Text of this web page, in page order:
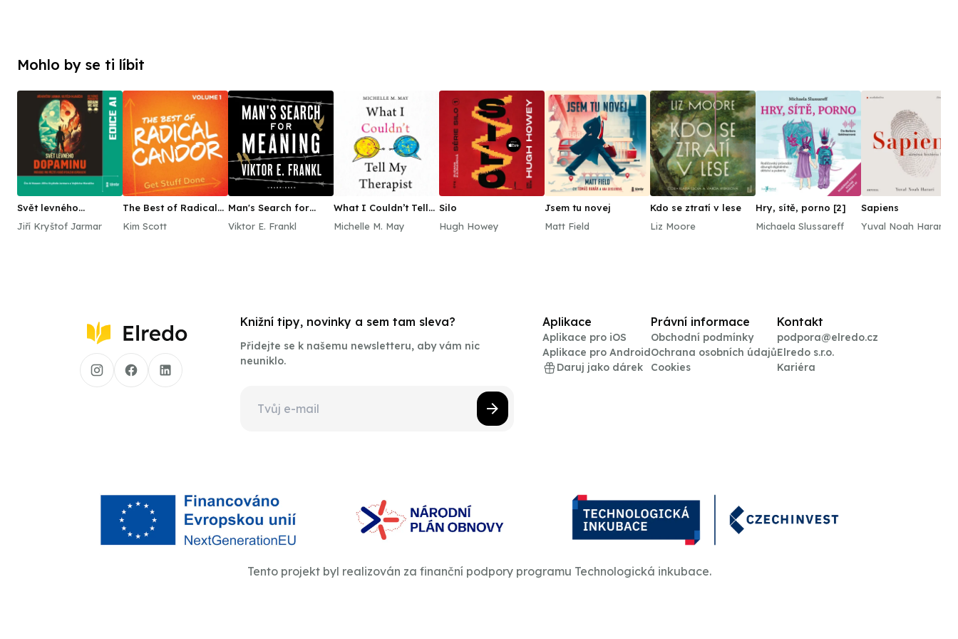
Mohlo by se ti líbit
Svět levného
Jiří Kryštof Jarmar
The Best of Radical
Stuff Done
Kim Scott
Man's Search for
Viktor E. Frankl
What I Couldn’t Tell
Michelle M. May
Silo
Hugh Howey
Jsem tu novej
Matt Field
Kdo se ztratí v lese
Liz Moore
Hry, sítě, porno [2]
Michaela Slussareff
Sapiens
Yuval Noah Harari
Knižní tipy, novinky a sem tam sleva?
Přidejte se k našemu newsletteru, aby vám nic
neuniklo.
Aplikace
Aplikace pro iOS
Aplikace pro Android
Daruj jako dárek
Právní informace
Obchodní podmínky
Ochrana osobních údajů
Cookies
Kontakt
podpora@elredo.cz
Elredo s.r.o.
Kariéra
Tento projekt byl realizován za finanční podpory programu Technologická inkubace.